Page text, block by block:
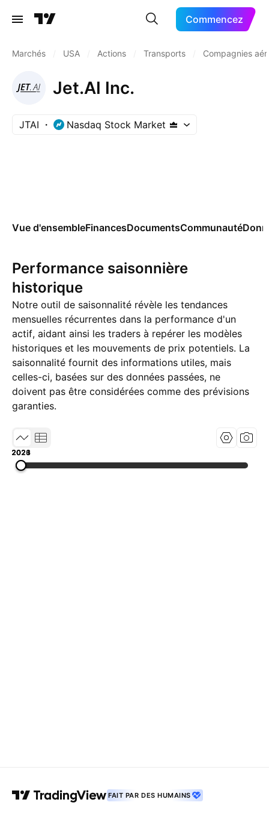
Commencez
Marchés USA Actions Transports Compagnies
Jet.AI Inc.
JTAI Nasdaq Stock Market
Vue d'ensembleFinancesDocumentsCommunauté
Performance saisonnière
historique
Notre outil de saisonnalité révèle les tendances
mensuelles récurrentes dans la performance d'un
actif, aidant ainsi les traders à repérer les modèles
historiques et les mouvements de prix potentiels. La
saisonnalité fournit des informations utiles, mais
celles-ci, basées sur des données passées, ne
doivent pas être considérées comme des prévisions
garanties.
2021
2023
2026
FAIT PAR DES HUMAINS